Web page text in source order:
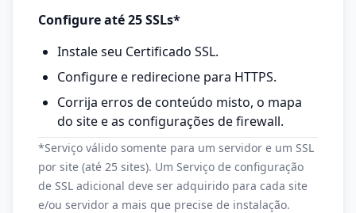
Configure até 25 SSLs*
Instale seu Certificado SSL.
Configure e redirecione para HTTPS.
Corrija erros de conteúdo misto, o mapa
do site e as configurações de firewall.
*Serviço válido somente para um servidor e um SSL
por site (até 25 sites). Um Serviço de configuração
de SSL adicional deve ser adquirido para cada site
e/ou servidor a mais que precise de instalação.